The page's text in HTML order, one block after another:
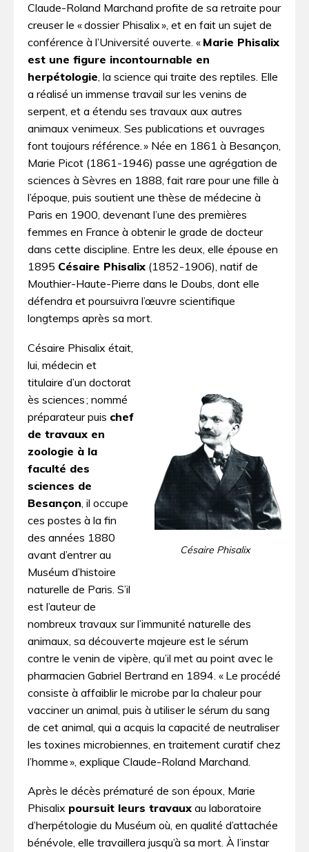
Claude-Roland Marchand profite de sa retraite pour
creuser le « dossier Phisalix », et en fait un sujet de
conférence à l’Université ouverte. « Marie Phisalix
est une figure incontournable en
herpétologie, la science qui traite des reptiles. Elle
a réalisé un immense travail sur les venins de
serpent, et a étendu ses travaux aux autres
animaux venimeux. Ses publications et ouvrages
font toujours référence. » Née en 1861 à Besançon,
Marie Picot (1861-1946) passe une agrégation de
sciences à Sèvres en 1888, fait rare pour une fille à
l’époque, puis soutient une thèse de médecine à
Paris en 1900, devenant l’une des premières
femmes en France à obtenir le grade de docteur
dans cette discipline. Entre les deux, elle épouse en
1895 Césaire Phisalix (1852-1906), natif de
Mouthier-Haute-Pierre dans le Doubs, dont elle
défendra et poursuivra l’œuvre scientifique
longtemps après sa mort.
Césaire Phisalix
Césaire Phisalix était,
lui, médecin et
titulaire d’un doctorat
ès sciences ; nommé
préparateur puis chef
de travaux en
zoologie à la
faculté des
sciences de
Besançon , il occupe
ces postes à la fin
des années 1880
avant d’entrer au
Muséum d’histoire
naturelle de Paris. S’il
est l’auteur de
nombreux travaux sur l’immunité naturelle des
animaux, sa découverte majeure est le sérum
contre le venin de vipère, qu’il met au point avec le
pharmacien Gabriel Bertrand en 1894. « Le procédé
consiste à affaiblir le microbe par la chaleur pour
vacciner un animal, puis à utiliser le sérum du sang
de cet animal, qui a acquis la capacité de neutraliser
les toxines microbiennes, en traitement curatif chez
l’homme », explique Claude-Roland Marchand.
Après le décès prématuré de son époux, Marie
Phisalix poursuit leurs travaux au laboratoire
d’herpétologie du Muséum où, en qualité d’attachée
bénévole, elle travaillera jusqu’à sa mort. À l’instar